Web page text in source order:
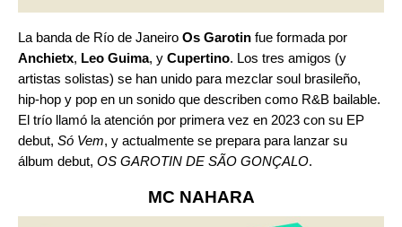
La banda de Río de Janeiro Os Garotin fue formada por
Anchietx, Leo Guima, y Cupertino. Los tres amigos (y
artistas solistas) se han unido para mezclar soul brasileño,
hip-hop y pop en un sonido que describen como R&B bailable.
El trío llamó la atención por primera vez en 2023 con su EP
debut, Só Vem, y actualmente se prepara para lanzar su
álbum debut, OS GAROTIN DE SÃO GONÇALO.
MC NAHARA